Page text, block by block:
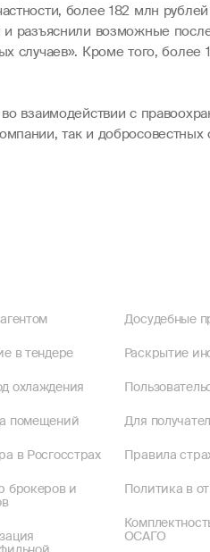
более 182 млн
и разъяснили возможные
случаев». Кроме того,
взаимодействии с
так и добросовестных
в тендере
охлаждения
помещений
в Росгосстрах
брокеров и
Досудебные
Раскрытие
Для
Правила
Политика в
ОСАГО